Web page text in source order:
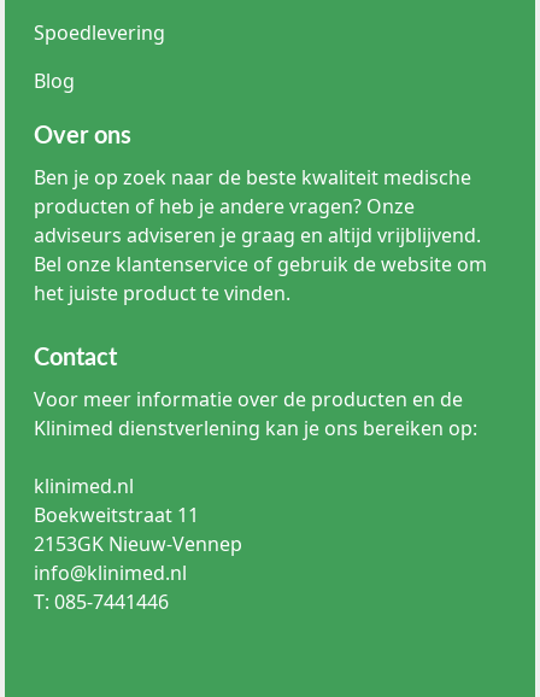
Spoedlevering
Blog
Over ons
Ben je op zoek naar de beste kwaliteit medische
producten of heb je andere vragen? Onze
adviseurs adviseren je graag en altijd vrijblijvend.
Bel onze klantenservice of gebruik de website om
het juiste product te vinden.
Contact
Voor meer informatie over de producten en de
Klinimed dienstverlening kan je ons bereiken op:
klinimed.nl
Boekweitstraat 11
2153GK Nieuw-Vennep
info@klinimed.nl
T: 085-7441446